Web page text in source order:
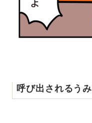
呼び出されるうみ